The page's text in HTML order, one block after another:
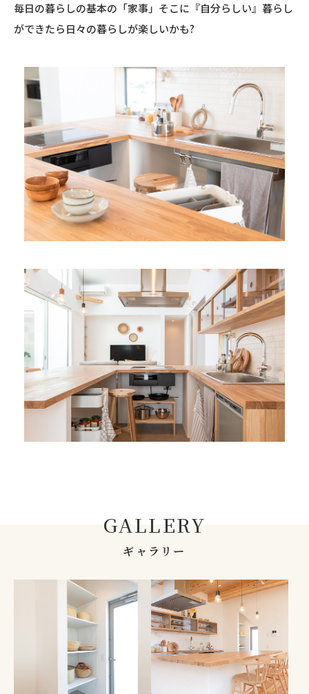
毎日の暮らしの基本の「家事」そこに『自分らしい』暮らし
ができたら日々の暮らしが楽しいかも?
GALLERY
ギャラリー